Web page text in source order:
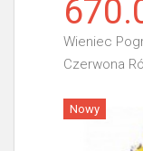
Wieniec
Czerwona
Nowy